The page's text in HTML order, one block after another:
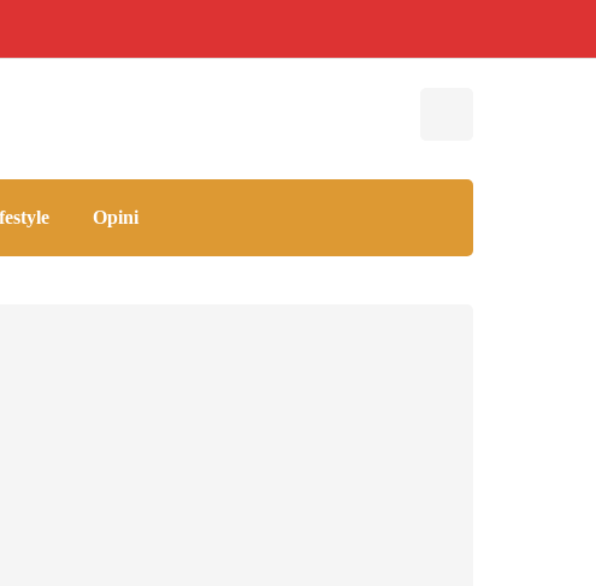
Opini